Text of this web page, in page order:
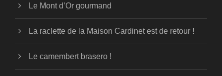
Le Mont d’Or gourmand
La raclette de la Maison Cardinet est de retour !
Le camembert brasero !